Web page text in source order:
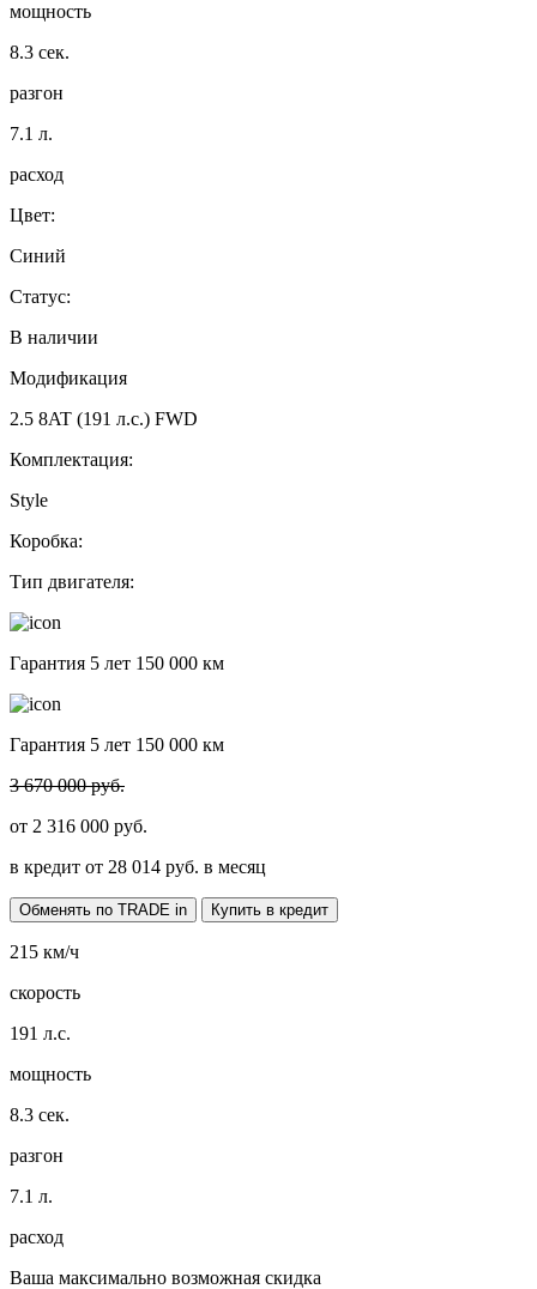
мощность
8.3 сек.
разгон
7.1 л.
расход
Цвет:
Синий
Статус:
В наличии
Модификация
2.5 8AT (191 л.с.) FWD
Комплектация:
Style
Коробка:
Тип двигателя:
Гарантия 5 лет 150 000 км
Гарантия 5 лет 150 000 км
3 670 000 руб.
от 2 316 000 руб.
в кредит от 28 014 руб. в месяц
Обменять по TRADE in Купить в кредит
215 км/ч
скорость
191 л.с.
мощность
8.3 сек.
разгон
7.1 л.
расход
Ваша максимально возможная скидка